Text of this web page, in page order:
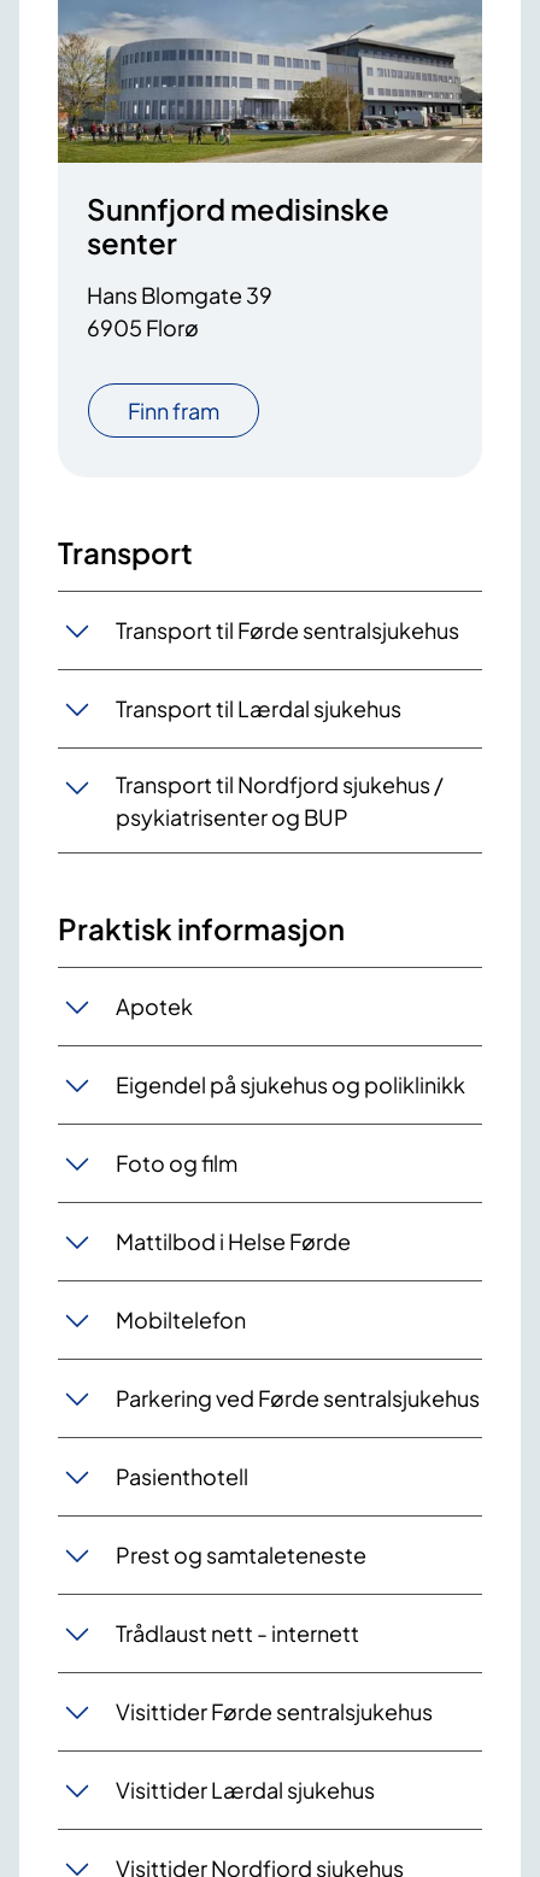
Sunnfjord medisinske
senter
Hans Blomgate 39
6905 Florø
Finn fram
Transport
Transport til Førde sentralsjukehus
Transport til Lærdal sjukehus
Transport til Nordfjord sjukehus /
psykiatrisenter og BUP
Praktisk informasjon
Apotek
Eigendel på sjukehus og poliklinikk
Foto og film
Mattilbod i Helse Førde
Mobiltelefon
Parkering ved Førde sentralsjukehus
Pasienthotell
Prest og samtaleteneste
Trådlaust nett - internett
Visittider Førde sentralsjukehus
Visittider Lærdal sjukehus
Visittider Nordfjord sjukehus